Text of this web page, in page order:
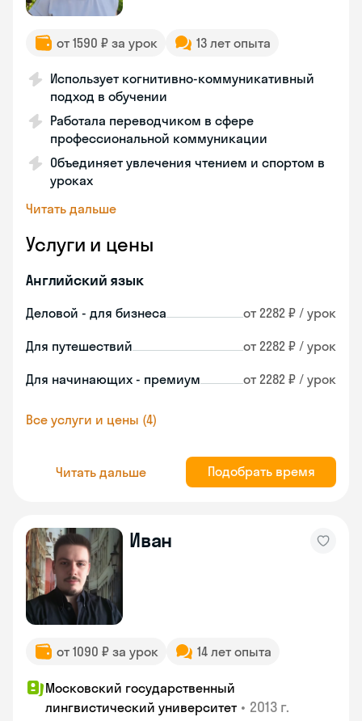
от 1590 ₽ за урок 13 лет опыта
Использует когнитивно-коммуникативный
подход в обучении
Работала переводчиком в сфере
профессиональной коммуникации
Объединяет увлечения чтением и спортом в
уроках
Читать дальше
Услуги и цены
Английский язык
Деловой - для бизнеса от 2282 ₽ / урок
Для путешествий от 2282 ₽ / урок
Для начинающих - премиум от 2282 ₽ / урок
Все услуги и цены (4)
Читать дальше Подобрать время
Иван
от 1090 ₽ за урок 14 лет опыта
Московский государственный
лингвистический университет • 2013 г.